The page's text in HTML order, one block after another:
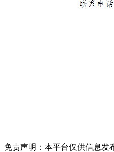
免责声明：本平台仅供信息发